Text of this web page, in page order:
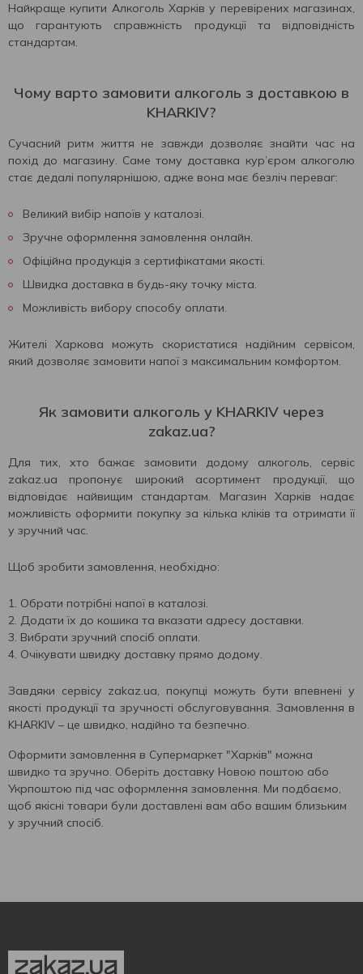
Найкраще купити Алкоголь Харків у перевірених магазинах,
що гарантують справжність продукції та відповідність
стандартам.
Чому варто замовити алкоголь з доставкою в
KHARKIV?
Сучасний ритм життя не завжди дозволяє знайти час на
похід до магазину. Саме тому доставка кур’єром алкоголю
стає дедалі популярнішою, адже вона має безліч переваг:
Великий вибір напоїв у каталозі.
Зручне оформлення замовлення онлайн.
Офіційна продукція з сертифікатами якості.
Швидка доставка в будь-яку точку міста.
Можливість вибору способу оплати.
Жителі Харкова можуть скористатися надійним сервісом,
який дозволяє замовити напої з максимальним комфортом.
Як замовити алкоголь у KHARKIV через
zakaz.ua?
Для тих, хто бажає замовити додому алкоголь, сервіс
zakaz.ua пропонує широкий асортимент продукції, що
відповідає найвищим стандартам. Магазин Харків надає
можливість оформити покупку за кілька кліків та отримати її
у зручний час.
Щоб зробити замовлення, необхідно:
Обрати потрібні напої в каталозі.
Додати їх до кошика та вказати адресу доставки.
Вибрати зручний спосіб оплати.
Очікувати швидку доставку прямо додому.
Завдяки сервісу zakaz.ua, покупці можуть бути впевнені у
якості продукції та зручності обслуговування. Замовлення в
KHARKIV – це швидко, надійно та безпечно.
Оформити замовлення в Cупермаркет "Харків" можна
швидко та зручно. Оберіть доставку Новою поштою або
Укрпоштою під час оформлення замовлення. Ми подбаємо,
щоб якісні товари були доставлені вам або вашим близьким
у зручний спосіб.